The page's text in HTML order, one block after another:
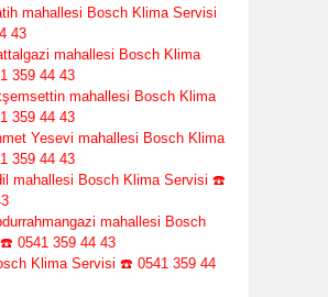
mahallesi Bosch Klima Servisi
43
mahallesi Bosch Klima
359 44 43
mahallesi Bosch Klima
359 44 43
Yesevi mahallesi Bosch Klima
359 44 43
mahallesi Bosch Klima Servisi ☎️
mahallesi Bosch
0541 359 44 43
Klima Servisi ☎️ 0541 359 44